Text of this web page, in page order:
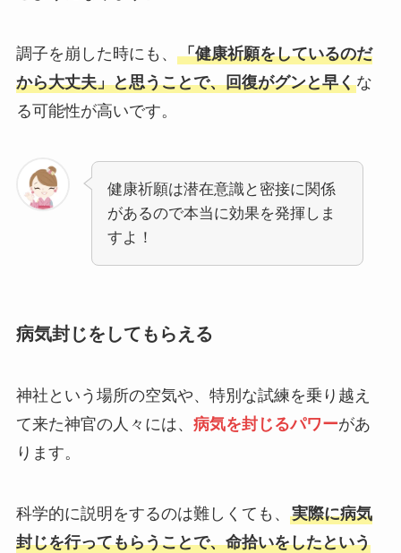
調子を崩した時にも、 「健康祈願をしているのだ
から大丈夫」と思うことで、回復がグンと早くな
る可能性が高いです。
健康祈願は潜在意識と密接に関係
があるので本当に効果を発揮しま
すよ！
病気封じをしてもらえる
神社という場所の空気や、特別な試練を乗り越え
て来た神官の人々には、 病気を封じるパワーがあ
ります。
科学的に説明をするのは難しくても、 実際に病気
封じを行ってもらうことで、命拾いをしたという